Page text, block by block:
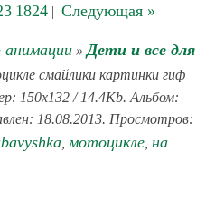
1824| Следующая »
анимации» Дети и все для
смайлики картинки гиф
150x132 / 14.4Kb. Альбом:
18.08.2013. Просмотров:
мотоцикле на